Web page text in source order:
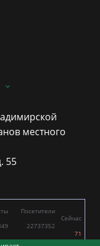
местного
55
Посетители
22737352
10419
Сейчас
71